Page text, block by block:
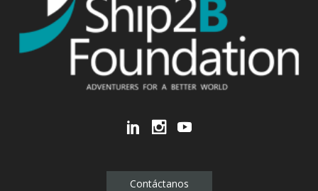
Contáctanos